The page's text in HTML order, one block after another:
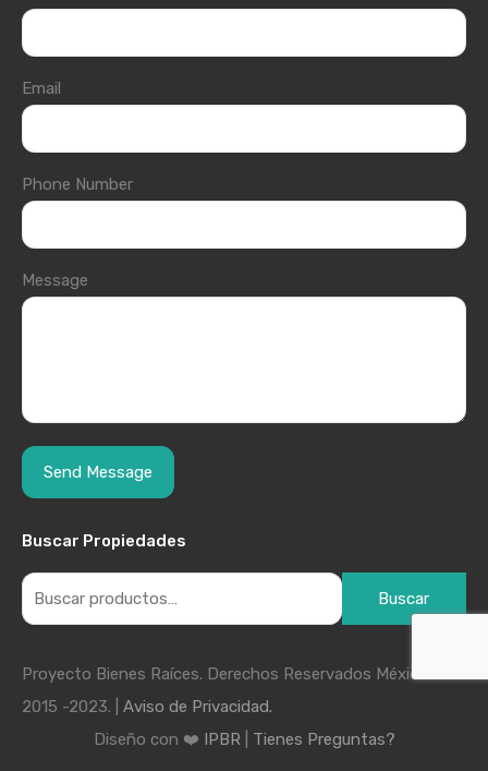
Email
Phone Number
Message
Buscar Propiedades
Buscar
Proyecto Bienes Raíces. Derechos Reservados México
2015 -2023. | Aviso de Privacidad.
Diseño con ❤️ IPBR| Tienes Preguntas?